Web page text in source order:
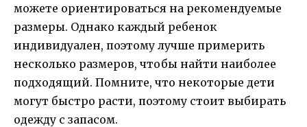
можете ориентироваться на рекомендуемые
размеры. Однако каждый ребенок
индивидуален, поэтому лучше примерить
несколько размеров, чтобы найти наиболее
подходящий. Помните, что некоторые дети
могут быстро расти, поэтому стоит выбирать
одежду с запасом.